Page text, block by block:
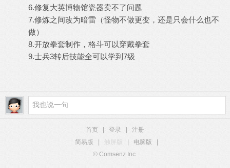
6.修复大英博物馆瓷器卖不了问题
7.修炼之间改为暗雷（怪物不做更变，还是只会什么也不
做）
8.开放拳套制作，格斗可以穿戴拳套
9.士兵3转后技能全可以学到7级
首页 登录
注册
简易版
触屏版 电脑版
© Comsenz Inc.